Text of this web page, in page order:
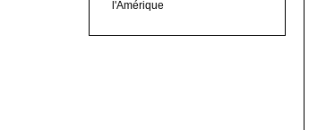
l'Amérique